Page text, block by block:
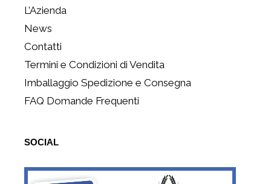
L’Azienda
News
Contatti
Termini e Condizioni di Vendita
Imballaggio Spedizione e Consegna
FAQ Domande Frequenti
SOCIAL